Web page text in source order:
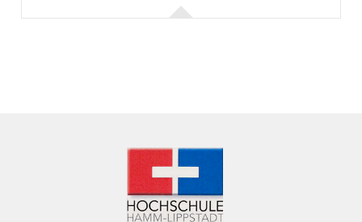
Preisgarantie.
Mehr Informationen